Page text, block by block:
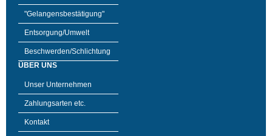
"Gelangensbestätigung"
Entsorgung/Umwelt
Beschwerden/Schlichtung
ÜBER UNS
Unser Unternehmen
Zahlungsarten etc.
Kontakt